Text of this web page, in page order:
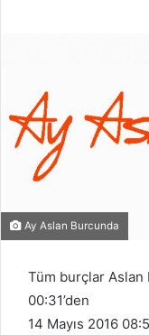
Ay Aslan Burcunda
Tüm burçlar Aslan
00:31’den
14 Mayıs 2016